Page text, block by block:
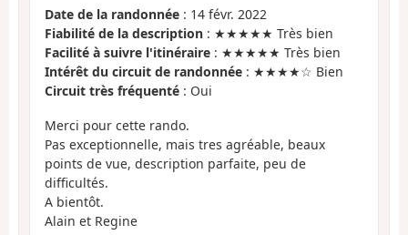
Date de la randonnée : 14 févr. 2022
Fiabilité de la description : ★★★★★ Très bien
Facilité à suivre l'itinéraire : ★★★★★ Très bien
Intérêt du circuit de randonnée : ★★★★☆ Bien
Circuit très fréquenté : Oui
Merci pour cette rando.
Pas exceptionnelle, mais tres agréable, beaux
points de vue, description parfaite, peu de
difficultés.
A bientôt.
Alain et Regine